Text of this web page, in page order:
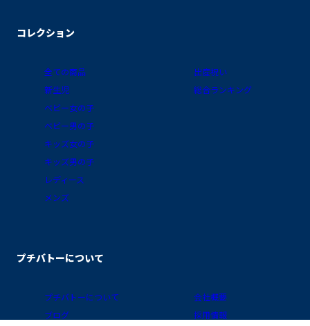
コレクション
全ての商品
新生児
ベビー女の子
ベビー男の子
キッズ女の子
キッズ男の子
レディース
メンズ
出産祝い
総合ランキング
プチバトーについて
プチバトーについて
ブログ
会社概要
採用情報